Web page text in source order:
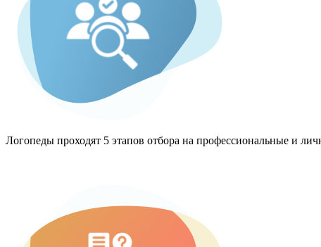
Логопеды проходят 5 этапов отбора на профессиональные и